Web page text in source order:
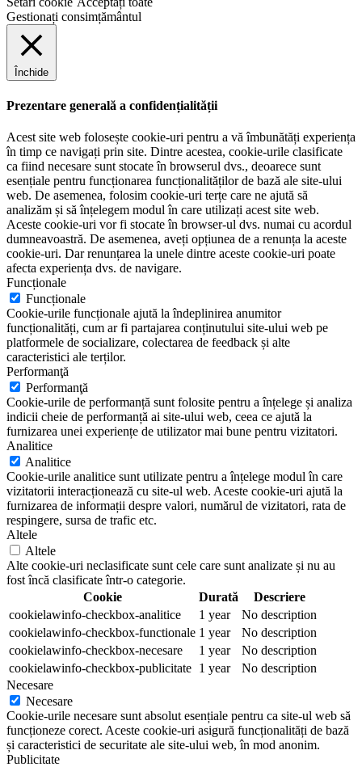
Gestionați consimțământul
Închide
Prezentare generală a confidențialității
Acest site web folosește cookie-uri pentru a vă îmbunătăți experiența
în timp ce navigați prin site. Dintre acestea, cookie-urile clasificate
ca fiind necesare sunt stocate în browserul dvs., deoarece sunt
esențiale pentru funcționarea funcționalităților de bază ale site-ului
web. De asemenea, folosim cookie-uri terțe care ne ajută să
analizăm și să înțelegem modul în care utilizați acest site web.
Aceste cookie-uri vor fi stocate în browser-ul dvs. numai cu acordul
dumneavoastră. De asemenea, aveți opțiunea de a renunța la aceste
cookie-uri. Dar renunțarea la unele dintre aceste cookie-uri poate
afecta experiența dvs. de navigare.
Funcționale
Funcționale
Cookie-urile funcționale ajută la îndeplinirea anumitor
funcționalități, cum ar fi partajarea conținutului site-ului web pe
platformele de socializare, colectarea de feedback și alte
caracteristici ale terților.
Performanţă
Performanţă
Cookie-urile de performanță sunt folosite pentru a înțelege și analiza
indicii cheie de performanță ai site-ului web, ceea ce ajută la
furnizarea unei experiențe de utilizator mai bune pentru vizitatori.
Analitice
Analitice
Cookie-urile analitice sunt utilizate pentru a înțelege modul în care
vizitatorii interacționează cu site-ul web. Aceste cookie-uri ajută la
furnizarea de informații despre valori, numărul de vizitatori, rata de
respingere, sursa de trafic etc.
Altele
Altele
Alte cookie-uri neclasificate sunt cele care sunt analizate și nu au
fost încă clasificate într-o categorie.
Cookie
Durată
Descriere
cookielawinfo-checkbox-analitice
1 year
No description
cookielawinfo-checkbox-functionale 1 year
No description
cookielawinfo-checkbox-necesare
1 year
No description
cookielawinfo-checkbox-publicitate 1 year
No description
Necesare
Necesare
Cookie-urile necesare sunt absolut esențiale pentru ca site-ul web să
funcționeze corect. Aceste cookie-uri asigură funcționalități de bază
și caracteristici de securitate ale site-ului web, în mod anonim.
Publicitate